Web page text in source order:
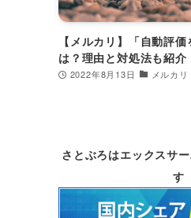
【メルカリ】「自動評
は？理由と対処法も紹介
2022年8月13日 メルカリ
さとぶろはエックスサ
す